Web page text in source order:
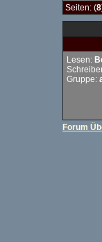
Seiten: (8
Lesen:
Gruppe:
Forum